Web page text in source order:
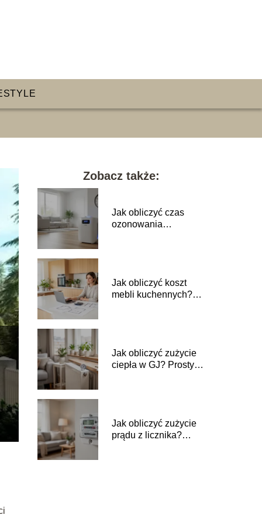
Zobacz także:
Jak obliczyć czas
ozonowania
Jak obliczyć koszt
mebli kuchennych?
Jak obliczyć zużycie
ciepła w GJ? Prosty
Jak obliczyć zużycie
prądu z licznika?